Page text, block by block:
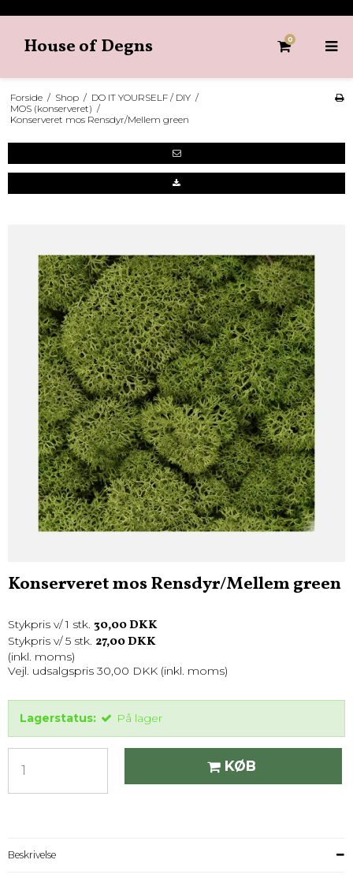
House of Degns 0
Forside / Shop / DO IT YOURSELF / DIY /
MOS (konserveret) /
Konserveret mos Rensdyr/Mellem green
Konserveret mos Rensdyr/Mellem green
Stykpris v/ 1 stk. 30,00 DKK
Stykpris v/ 5 stk. 27,00 DKK
(inkl. moms)
Vejl. udsalgspris 30,00 DKK (inkl. moms)
Lagerstatus: På lager
KØB
Beskrivelse